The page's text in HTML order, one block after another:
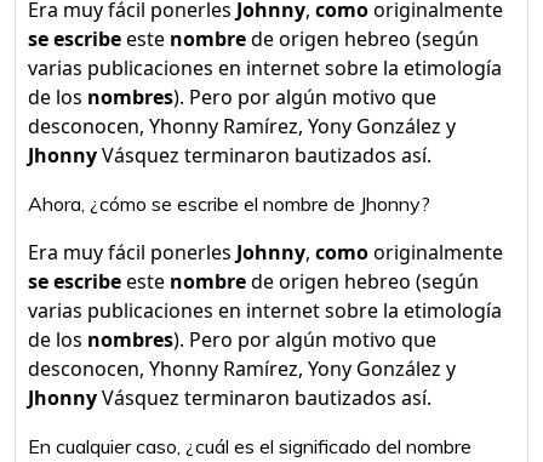
Era muy fácil ponerles Johnny, comooriginalmente
se escribeeste nombrede origen hebreo (según
varias publicaciones en internet sobre la etimología
de los nombres). Pero por algún motivo que
desconocen, Yhonny Ramírez, Yony González y
JhonnyVásquez terminaron bautizados así.
Ahora, ¿cómo se escribe el nombre de Jhonny?
Era muy fácil ponerles Johnny, comooriginalmente
se escribeeste nombrede origen hebreo (según
varias publicaciones en internet sobre la etimología
de los nombres). Pero por algún motivo que
desconocen, Yhonny Ramírez, Yony González y
JhonnyVásquez terminaron bautizados así.
En cualquier caso, ¿cuál es el significado del nombre